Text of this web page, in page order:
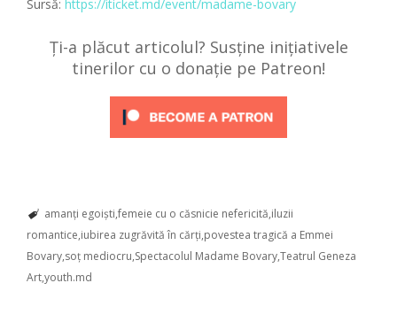
Sursă: https://iticket.md/event/madame-bovary
Ți-a plăcut articolul? Susține inițiativele
tinerilor cu o donație pe Patreon!
amanți egoiști femeie cu o căsnicie nefericită iluzii
romantice iubirea zugrăvită în cărți povestea tragică a Emmei
Bovary soț mediocru Spectacolul Madame BovaryTeatrul Geneza
Artyouth.md